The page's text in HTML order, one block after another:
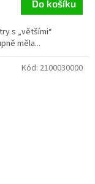
Do košíku
s „většími“
měla...
Kód: 2100030000